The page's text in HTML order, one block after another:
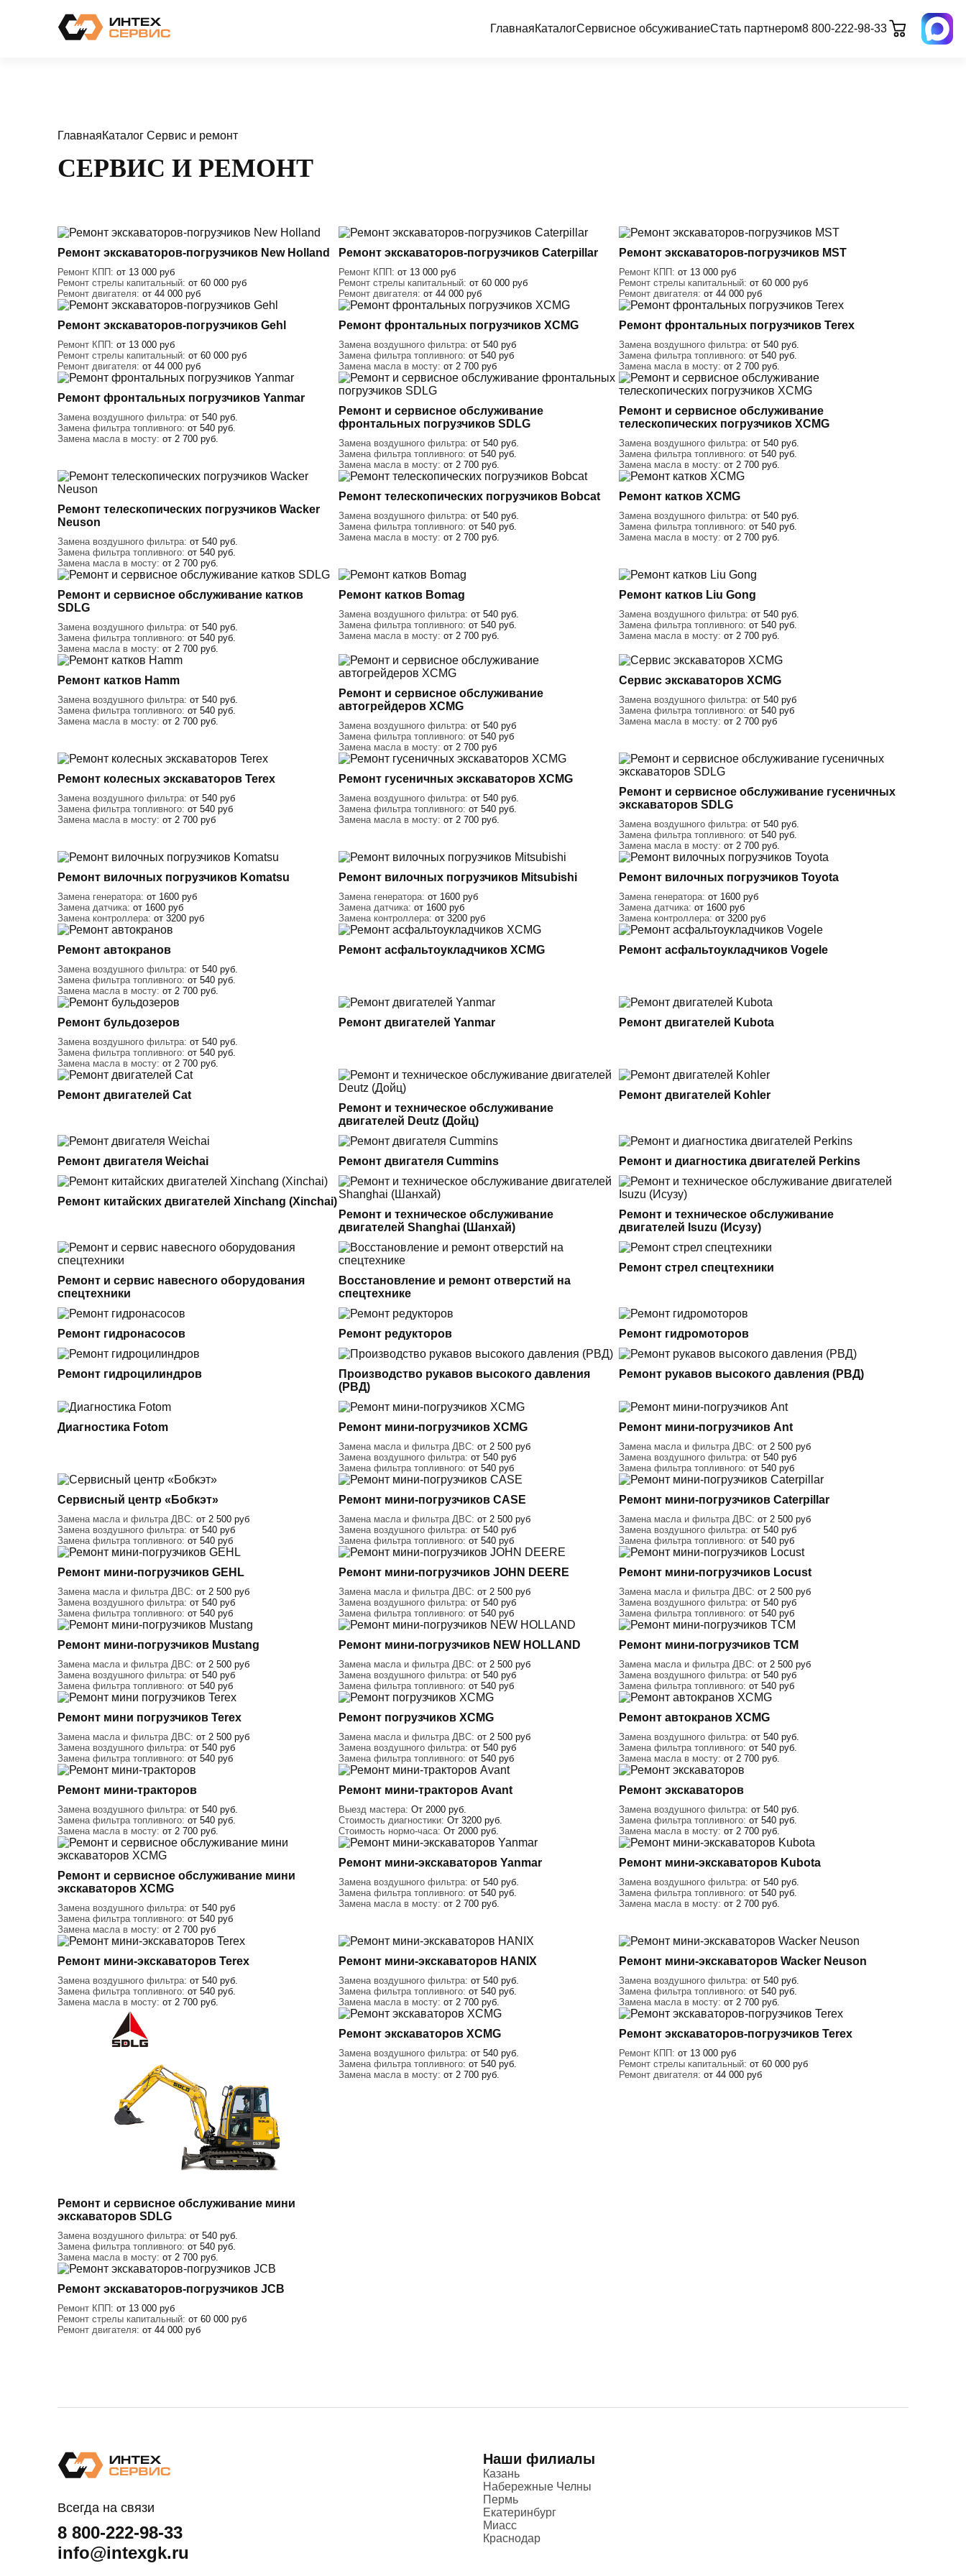
ГлавнаяКаталогСервисное обсуживаниеСтать партнером8 800-222-98-33
ГлавнаяКаталог Сервис и ремонт
СЕРВИС И РЕМОНТ
Ремонт экскаваторов-погрузчиков New Holland
Ремонт КПП: от 13 000 руб
Ремонт стрелы капитальный: от 60 000 руб
Ремонт двигателя: от 44 000 руб
Ремонт экскаваторов-погрузчиков Caterpillar
Ремонт КПП: от 13 000 руб
Ремонт стрелы капитальный: от 60 000 руб
Ремонт двигателя: от 44 000 руб
Ремонт экскаваторов-погрузчиков MST
Ремонт КПП:от 13 000 руб
Ремонт стрелы капитальный:от 60 000 руб
Ремонт двигателя:от 44 000 руб
Ремонт экскаваторов-погрузчиков Gehl
Ремонт КПП: от 13 000 руб
Ремонт стрелы капитальный: от 60 000 руб
Ремонт двигателя: от 44 000 руб
Ремонт фронтальных погрузчиков XCMG
Замена воздушного фильтра: от 540 руб
Замена фильтра топливного: от 540 руб
Замена масла в мосту: от 2 700 руб
Ремонт фронтальных погрузчиков Terex
Замена воздушного фильтра:от 540 руб.
Замена фильтра топливного:от 540 руб.
Замена масла в мосту:от 2 700 руб.
Ремонт фронтальных погрузчиков Yanmar
Замена воздушного фильтра: от 540 руб.
Замена фильтра топливного: от 540 руб.
Замена масла в мосту: от 2 700 руб.
Ремонт и сервисное обслуживание
фронтальных погрузчиков SDLG
Замена воздушного фильтра: от 540 руб.
Замена фильтра топливного: от 540 руб.
Замена масла в мосту: от 2 700 руб.
Ремонт и сервисное обслуживание
телескопических погрузчиков XCMG
Замена воздушного фильтра:от 540 руб.
Замена фильтра топливного:от 540 руб.
Замена масла в мосту:от 2 700 руб.
Ремонт телескопических погрузчиков Wacker
Neuson
Замена воздушного фильтра: от 540 руб.
Замена фильтра топливного: от 540 руб.
Замена масла в мосту: от 2 700 руб.
Ремонт телескопических погрузчиков Bobcat
Замена воздушного фильтра: от 540 руб.
Замена фильтра топливного: от 540 руб.
Замена масла в мосту: от 2 700 руб.
Ремонт катков XCMG
Замена воздушного фильтра:от 540 руб.
Замена фильтра топливного:от 540 руб.
Замена масла в мосту:от 2 700 руб.
Ремонт и сервисное обслуживание катков
SDLG
Замена воздушного фильтра: от 540 руб.
Замена фильтра топливного: от 540 руб.
Замена масла в мосту: от 2 700 руб.
Ремонт катков Bomag
Замена воздушного фильтра: от 540 руб.
Замена фильтра топливного: от 540 руб.
Замена масла в мосту: от 2 700 руб.
Ремонт катков Liu Gong
Замена воздушного фильтра:от 540 руб.
Замена фильтра топливного:от 540 руб.
Замена масла в мосту:от 2 700 руб.
Ремонт катков Hamm
Замена воздушного фильтра: от 540 руб.
Замена фильтра топливного: от 540 руб.
Замена масла в мосту: от 2 700 руб.
Ремонт и сервисное обслуживание
автогрейдеров XCMG
Замена воздушного фильтра: от 540 руб
Замена фильтра топливного: от 540 руб
Замена масла в мосту: от 2 700 руб
Сервис экскаваторов XCMG
Замена воздушного фильтра:от 540 руб
Замена фильтра топливного:от 540 руб
Замена масла в мосту:от 2 700 руб
Ремонт колесных экскаваторов Terex
Замена воздушного фильтра: от 540 руб
Замена фильтра топливного: от 540 руб
Замена масла в мосту: от 2 700 руб
Ремонт гусеничных экскаваторов XCMG
Замена воздушного фильтра: от 540 руб.
Замена фильтра топливного: от 540 руб.
Замена масла в мосту: от 2 700 руб.
Ремонт и сервисное обслуживание гусеничных
экскаваторов SDLG
Замена воздушного фильтра:от 540 руб.
Замена фильтра топливного:от 540 руб.
Замена масла в мосту:от 2 700 руб.
Ремонт вилочных погрузчиков Komatsu
Замена генератора: от 1600 руб
Замена датчика: от 1600 руб
Замена контроллера: от 3200 руб
Ремонт вилочных погрузчиков Mitsubishi
Замена генератора: от 1600 руб
Замена датчика: от 1600 руб
Замена контроллера: от 3200 руб
Ремонт вилочных погрузчиков Toyota
Замена генератора:от 1600 руб
Замена датчика:от 1600 руб
Замена контроллера:от 3200 руб
Ремонт автокранов
Замена воздушного фильтра: от 540 руб.
Замена фильтра топливного: от 540 руб.
Замена масла в мосту: от 2 700 руб.
Ремонт асфальтоукладчиков XCMG Ремонт асфальтоукладчиков Vogele
Ремонт бульдозеров
Замена воздушного фильтра: от 540 руб.
Замена фильтра топливного: от 540 руб.
Замена масла в мосту: от 2 700 руб.
Ремонт двигателей Yanmar Ремонт двигателей Kubota
Ремонт двигателей Cat
Ремонт и техническое обслуживание
двигателей Deutz (Дойц)
Ремонт двигателей Kohler
Ремонт двигателя Weichai Ремонт двигателя Cummins Ремонт и диагностика двигателей Perkins
Ремонт китайских двигателей Xinchang (Xinchai)
Ремонт и техническое обслуживание
двигателей Shanghai (Шанхай)
Ремонт и техническое обслуживание
двигателей Isuzu (Исузу)
Ремонт и сервис навесного оборудования
спецтехники
Восстановление и ремонт отверстий на
спецтехнике
Ремонт стрел спецтехники
Ремонт гидронасосов Ремонт редукторов Ремонт гидромоторов
Ремонт гидроцилиндров
Производство рукавов высокого давления
(РВД)
Ремонт рукавов высокого давления (РВД)
Диагностика Fotom Ремонт мини-погрузчиков XCMG
Замена масла и фильтра ДВС: от 2 500 руб
Замена воздушного фильтра: от 540 руб
Замена фильтра топливного: от 540 руб
Ремонт мини-погрузчиков Ant
Замена масла и фильтра ДВС:от 2 500 руб
Замена воздушного фильтра:от 540 руб
Замена фильтра топливного:от 540 руб
Сервисный центр «Бобкэт»
Замена масла и фильтра ДВС: от 2 500 руб
Замена воздушного фильтра: от 540 руб
Замена фильтра топливного: от 540 руб
Ремонт мини-погрузчиков CASE
Замена масла и фильтра ДВС: от 2 500 руб
Замена воздушного фильтра: от 540 руб
Замена фильтра топливного: от 540 руб
Ремонт мини-погрузчиков Caterpillar
Замена масла и фильтра ДВС:от 2 500 руб
Замена воздушного фильтра:от 540 руб
Замена фильтра топливного:от 540 руб
Ремонт мини-погрузчиков GEHL
Замена масла и фильтра ДВС: от 2 500 руб
Замена воздушного фильтра: от 540 руб
Замена фильтра топливного: от 540 руб
Ремонт мини-погрузчиков JOHN DEERE
Замена масла и фильтра ДВС: от 2 500 руб
Замена воздушного фильтра: от 540 руб
Замена фильтра топливного: от 540 руб
Ремонт мини-погрузчиков Locust
Замена масла и фильтра ДВС:от 2 500 руб
Замена воздушного фильтра:от 540 руб
Замена фильтра топливного:от 540 руб
Ремонт мини-погрузчиков Mustang
Замена масла и фильтра ДВС: от 2 500 руб
Замена воздушного фильтра: от 540 руб
Замена фильтра топливного: от 540 руб
Ремонт мини-погрузчиков NEW HOLLAND
Замена масла и фильтра ДВС: от 2 500 руб
Замена воздушного фильтра: от 540 руб
Замена фильтра топливного: от 540 руб
Ремонт мини-погрузчиков TCM
Замена масла и фильтра ДВС:от 2 500 руб
Замена воздушного фильтра:от 540 руб
Замена фильтра топливного:от 540 руб
Ремонт мини погрузчиков Terex
Замена масла и фильтра ДВС: от 2 500 руб
Замена воздушного фильтра: от 540 руб
Замена фильтра топливного: от 540 руб
Ремонт погрузчиков XCMG
Замена масла и фильтра ДВС: от 2 500 руб
Замена воздушного фильтра: от 540 руб
Замена фильтра топливного: от 540 руб
Ремонт автокранов XCMG
Замена воздушного фильтра:от 540 руб.
Замена фильтра топливного:от 540 руб.
Замена масла в мосту:от 2 700 руб.
Ремонт мини-тракторов
Замена воздушного фильтра: от 540 руб.
Замена фильтра топливного: от 540 руб.
Замена масла в мосту: от 2 700 руб.
Ремонт мини-тракторов Avant
Выезд мастера: От 2000 руб.
Стоимость диагностики: От 3200 руб.
Cтоимость нормо-часа: От 2000 руб.
Ремонт экскаваторов
Замена воздушного фильтра:от 540 руб.
Замена фильтра топливного:от 540 руб.
Замена масла в мосту:от 2 700 руб.
Ремонт и сервисное обслуживание мини
экскаваторов XCMG
Замена воздушного фильтра: от 540 руб
Замена фильтра топливного: от 540 руб
Замена масла в мосту: от 2 700 руб
Ремонт мини-экскаваторов Yanmar
Замена воздушного фильтра: от 540 руб.
Замена фильтра топливного: от 540 руб.
Замена масла в мосту: от 2 700 руб.
Ремонт мини-экскаваторов Kubota
Замена воздушного фильтра:от 540 руб.
Замена фильтра топливного:от 540 руб.
Замена масла в мосту:от 2 700 руб.
Ремонт мини-экскаваторов Terex
Замена воздушного фильтра: от 540 руб.
Замена фильтра топливного: от 540 руб.
Замена масла в мосту: от 2 700 руб.
Ремонт мини-экскаваторов HANIX
Замена воздушного фильтра: от 540 руб.
Замена фильтра топливного: от 540 руб.
Замена масла в мосту: от 2 700 руб.
Ремонт мини-экскаваторов Wacker Neuson
Замена воздушного фильтра:от 540 руб.
Замена фильтра топливного:от 540 руб.
Замена масла в мосту:от 2 700 руб.
Ремонт и сервисное обслуживание мини
экскаваторов SDLG
Замена воздушного фильтра: от 540 руб.
Замена фильтра топливного: от 540 руб.
Замена масла в мосту: от 2 700 руб.
Ремонт экскаваторов XCMG
Замена воздушного фильтра: от 540 руб.
Замена фильтра топливного: от 540 руб.
Замена масла в мосту: от 2 700 руб.
Ремонт экскаваторов-погрузчиков Terex
Ремонт КПП:от 13 000 руб
Ремонт стрелы капитальный:от 60 000 руб
Ремонт двигателя:от 44 000 руб
Ремонт экскаваторов-погрузчиков JCB
Ремонт КПП: от 13 000 руб
Ремонт стрелы капитальный: от 60 000 руб
Ремонт двигателя: от 44 000 руб
Всегда на связи
8 800-222-98-33
info@intexgk.ru
Наши филиалы
Казань
Набережные Челны
Пермь
Екатеринбург
Миасс
Краснодар